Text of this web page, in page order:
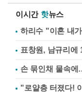
이시간 핫뉴스
하리수 "이혼 내
표창원, 남규리
손 묶인채 물속